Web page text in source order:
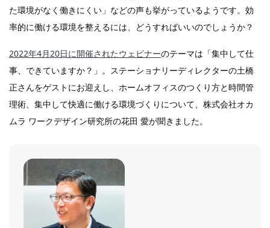
た環境がなく働きにくい」などの声も挙がっているようです。効
率的に働ける環境を整えるには、どうすればいいのでしょうか？
2022年4月20日に開催されたウェビナーのテーマは「集中して仕
事、できていますか？」。ステーショナリーディレクターの土橋
正さんをゲストにお迎えし、ホームオフィスのつくり方と時間管
理術、集中して快適に働ける環境づくりについて、株式会社オカ
ムラ ワークデザイン研究所の花田 愛が聞きました。